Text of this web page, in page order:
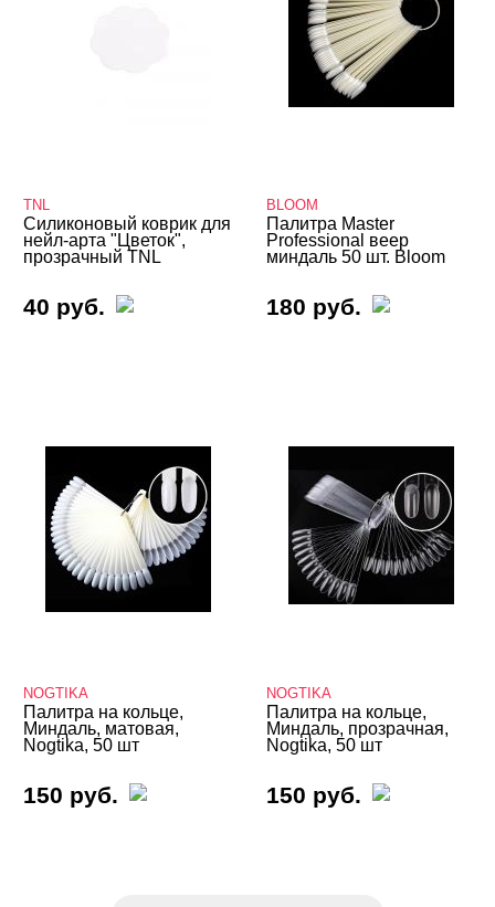
TNL
Силиконовый коврик для
нейл-арта "Цветок",
прозрачный TNL
40 руб.
BLOOM
Палитра Master
Professional веер
миндаль 50 шт. Bloom
180 руб.
NOGTIKA
Палитра на кольце,
Миндаль, матовая,
Nogtika, 50 шт
150 руб.
NOGTIKA
Палитра на кольце,
Миндаль, прозрачная,
Nogtika, 50 шт
150 руб.